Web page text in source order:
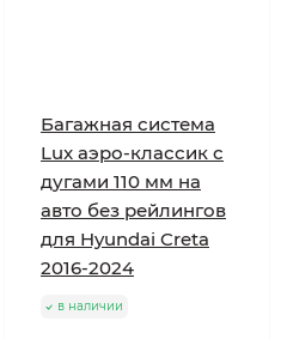
Багажная система
Lux аэро-классик с
дугами 110 мм на
авто без рейлингов
для Hyundai Creta
2016-2024
в наличии